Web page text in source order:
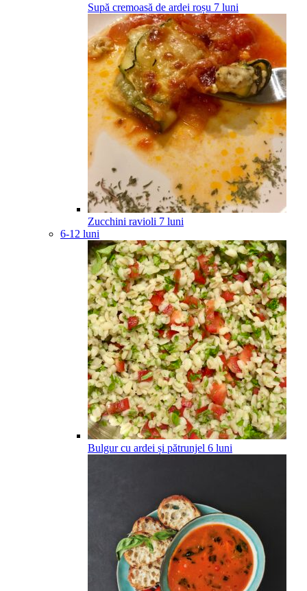
Supă cremoasă de ardei roșu 7 luni
Zucchini ravioli 7 luni
6-12 luni
Bulgur cu ardei și pătrunjel 6 luni